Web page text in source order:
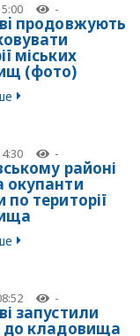
-
продовжують
міських
(фото)
-
районі
окупанти
території
-
запустили
до кладовища